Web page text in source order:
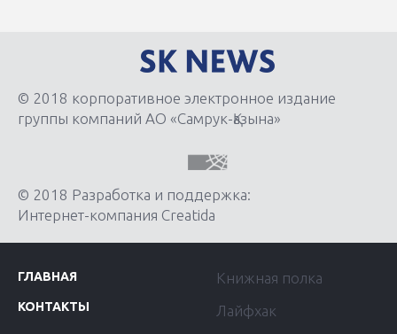
© 2018 корпоративное электронное издание
группы компаний АО «Самрук-Қазына»
© 2018 Разработка и поддержка:
Интернет-компания Creatida
ГЛАВНАЯ
КОНТАКТЫ
Книжная полка
Лайфхак